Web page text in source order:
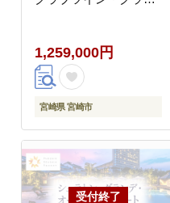
1,259,000円
宮崎県 宮崎市